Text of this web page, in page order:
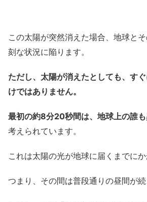
この太陽が突然消えた場合、地球と
刻な状況に陥ります。
ただし、太陽が消えたとしても、す
けではありません。
最初の約8分20秒間は、地球上の誰
考えられています。
これは太陽の光が地球に届くまでにか
つまり、その間は普段通りの昼間が続